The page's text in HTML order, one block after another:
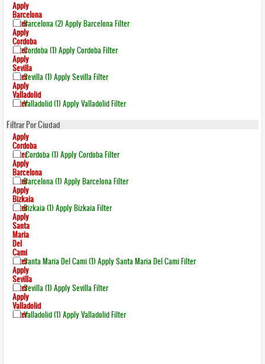
Apply
Barcelona
FilterBarcelona (2) Apply Barcelona Filter
Apply
Cordoba
FilterCordoba (1) Apply Cordoba Filter
Apply
Sevilla
FilterSevilla (1) Apply Sevilla Filter
Apply
Valladolid
FilterValladolid (1) Apply Valladolid Filter
Filtrar Por Ciudad
Apply
Cordoba
FilterCordoba (1) Apply Cordoba Filter
Apply
Barcelona
FilterBarcelona (1) Apply Barcelona Filter
Apply
Bizkaia
FilterBizkaia (1) Apply Bizkaia Filter
Apply
Santa
Maria
Del
Cami
FilterSanta Maria Del Cami (1) Apply Santa Maria Del Cami Filter
Apply
Sevilla
FilterSevilla (1) Apply Sevilla Filter
Apply
Valladolid
FilterValladolid (1) Apply Valladolid Filter